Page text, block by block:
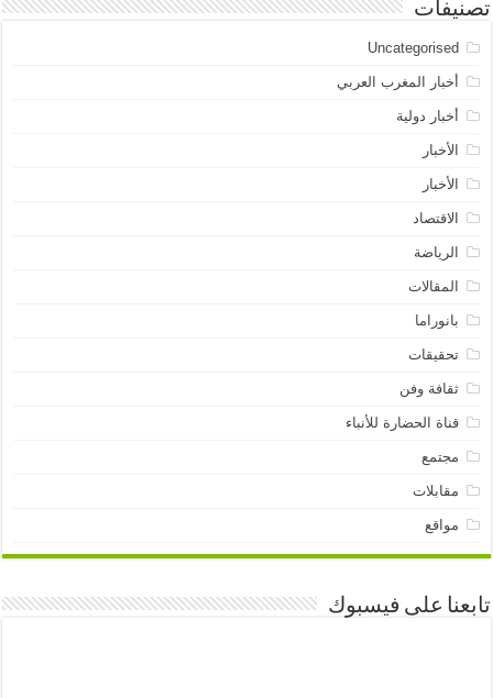
تصنيفات
Uncategorised
أخبار المغرب العربي
أخبار دولية
الأخبار
الأخبار
الاقتصاد
الرياضة
المقالات
بانوراما
تحقيقات
ثقافة وفن
قناة الحضارة للأنباء
مجتمع
مقابلات
مواقع
تابعنا على فيسبوك